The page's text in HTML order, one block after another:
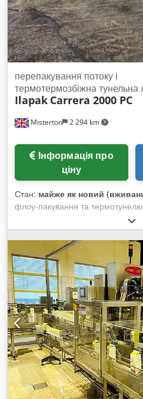
запчастин Опції: Сервісний
частин Сервісний пакет
та навчання На складі є багато
машин!
Misterton 2 294 km
перепакування потоку і
термотермозбіжна тунельна
Ilapak Carrera 2000 PC
ціну
Стан: майже як новий
флоу-пакування та
сталі, модель Carrera 2000 PC.
Флоу-пакувальник з нержавіючої
ширина захвату 180 мм,
автоматичним з'єднанням
система керування, загальна
подаючого конвеєру 2000 мм з
обладнання Ilapak працювало з
функцію автоматичного
попередній власник
мікронів, проте машина може
типами плівки. Раніше
піци. У комплект також входить
Indy Fast Feeder та тунель
сталі.